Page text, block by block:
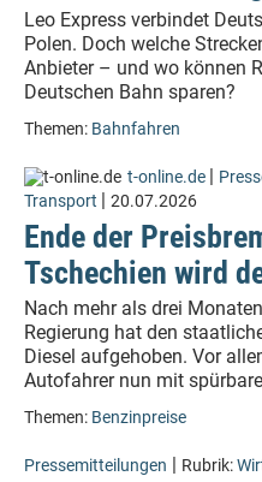
Leo Express verbindet
Polen. Doch welche
Anbieter – und wo können
Deutschen Bahn sparen?
Themen: Bahnfahren
t-online.de |
Transport | 20.07.2026
Ende der
Tschechien wird
Nach mehr als drei
Regierung hat den
Diesel aufgehoben. Vor
Autofahrer nun mit
Themen: Benzinpreise
Pressemitteilungen | Rubrik: